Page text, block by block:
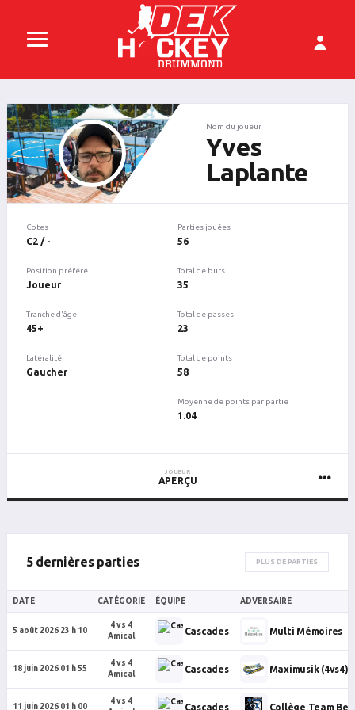
Nom du joueur
Yves
Laplante
Cotes
C2 / -
Position préféré
Joueur
Tranche d'âge
45+
Latéralité
Gaucher
Parties jouées
56
Total de buts
35
Total de passes
23
Total de points
58
Moyenne de points par partie
1.04
JOUEUR
APERÇU
5 dernières parties PLUS DE PARTIES
DATE CATÉGORIE ÉQUIPE ADVERSAIRE
5 août 2026 23 h 10
4 vs 4
Amical
Cascades Multi Mémoires
18 juin 2026 01 h 55
4 vs 4
Amical
Cascades Maximusik (4vs4)
11 juin 2026 01 h 00
4 vs 4
Cascades Collège Team